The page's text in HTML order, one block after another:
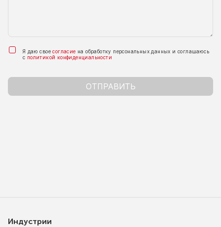
Я даю своесогласие на обработку персональных данных и соглашаюсь
с политикой конфиденциальности
ОТПРАВИТЬ
Индустрии